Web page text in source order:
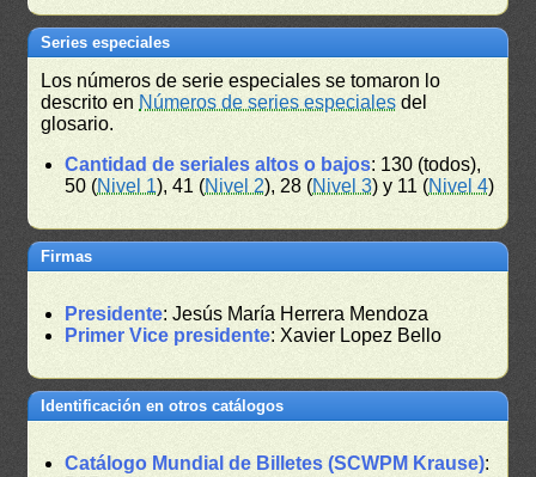
Series especiales
Los números de serie especiales se tomaron lo
descrito en Números de series especiales del
glosario.
Cantidad de seriales altos o bajos: 130 (todos),
50 (Nivel 1), 41 (Nivel 2), 28 (Nivel 3) y 11 (Nivel 4)
Firmas
Presidente: Jesús María Herrera Mendoza
Primer Vice presidente: Xavier Lopez Bello
Identificación en otros catálogos
Catálogo Mundial de Billetes (SCWPM Krause):